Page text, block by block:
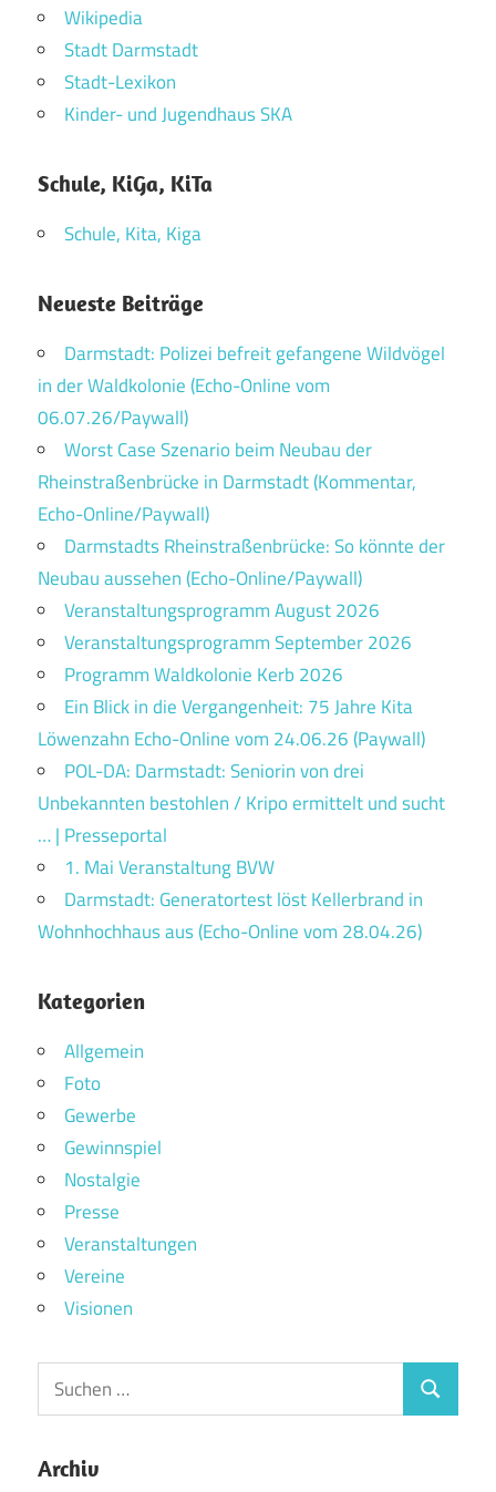
Wikipedia
Stadt Darmstadt
Stadt-Lexikon
Kinder- und Jugendhaus SKA
Schule, KiGa, KiTa
Schule, Kita, Kiga
Neueste Beiträge
Darmstadt: Polizei befreit gefangene Wildvögel
in der Waldkolonie (Echo-Online vom
06.07.26/Paywall)
Worst Case Szenario beim Neubau der
Rheinstraßenbrücke in Darmstadt (Kommentar,
Echo-Online/Paywall)
Darmstadts Rheinstraßenbrücke: So könnte der
Neubau aussehen (Echo-Online/Paywall)
Veranstaltungsprogramm August 2026
Veranstaltungsprogramm September 2026
Programm Waldkolonie Kerb 2026
Ein Blick in die Vergangenheit: 75 Jahre Kita
Löwenzahn Echo-Online vom 24.06.26 (Paywall)
POL-DA: Darmstadt: Seniorin von drei
Unbekannten bestohlen / Kripo ermittelt und sucht
… | Presseportal
1. Mai Veranstaltung BVW
Darmstadt: Generatortest löst Kellerbrand in
Wohnhochhaus aus (Echo-Online vom 28.04.26)
Kategorien
Allgemein
Foto
Gewerbe
Gewinnspiel
Nostalgie
Presse
Veranstaltungen
Vereine
Visionen
Archiv